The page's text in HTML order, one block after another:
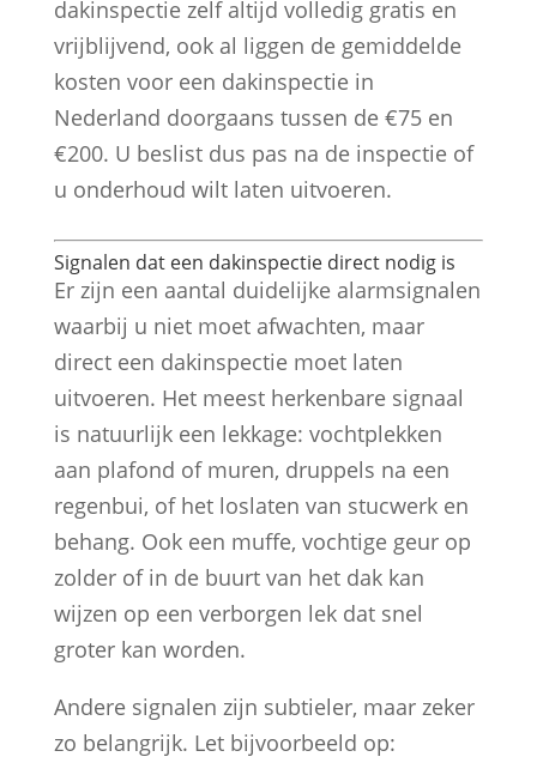
dakinspectie zelf altijd volledig gratis en
vrijblijvend, ook al liggen de gemiddelde
kosten voor een dakinspectie in
Nederland doorgaans tussen de €75 en
€200. U beslist dus pas na de inspectie of
u onderhoud wilt laten uitvoeren.
Signalen dat een dakinspectie direct nodig is
Er zijn een aantal duidelijke alarmsignalen
waarbij u niet moet afwachten, maar
direct een dakinspectie moet laten
uitvoeren. Het meest herkenbare signaal
is natuurlijk een lekkage: vochtplekken
aan plafond of muren, druppels na een
regenbui, of het loslaten van stucwerk en
behang. Ook een muffe, vochtige geur op
zolder of in de buurt van het dak kan
wijzen op een verborgen lek dat snel
groter kan worden.
Andere signalen zijn subtieler, maar zeker
zo belangrijk. Let bijvoorbeeld op: